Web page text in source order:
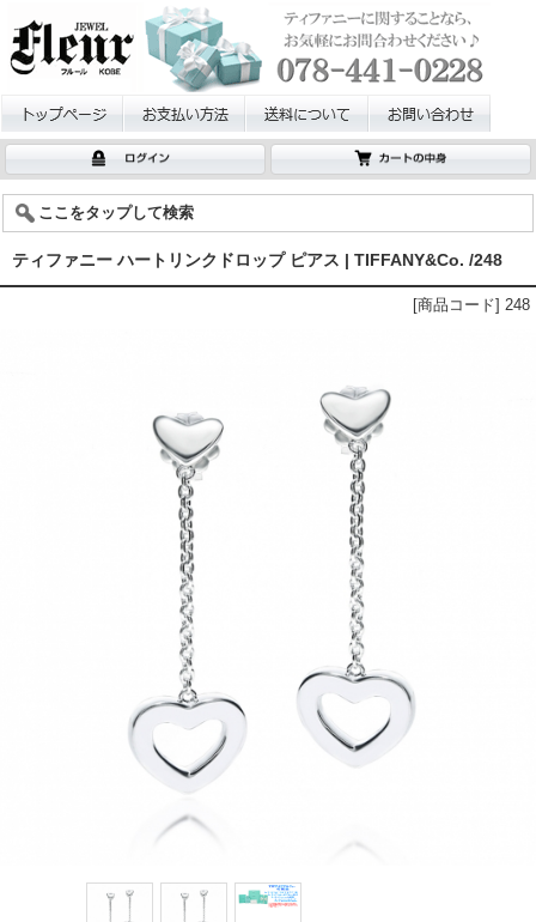
ここをタップして検索
ティファニー ハートリンクドロップ ピアス | TIFFANY&Co. /248
[商品コード] 248